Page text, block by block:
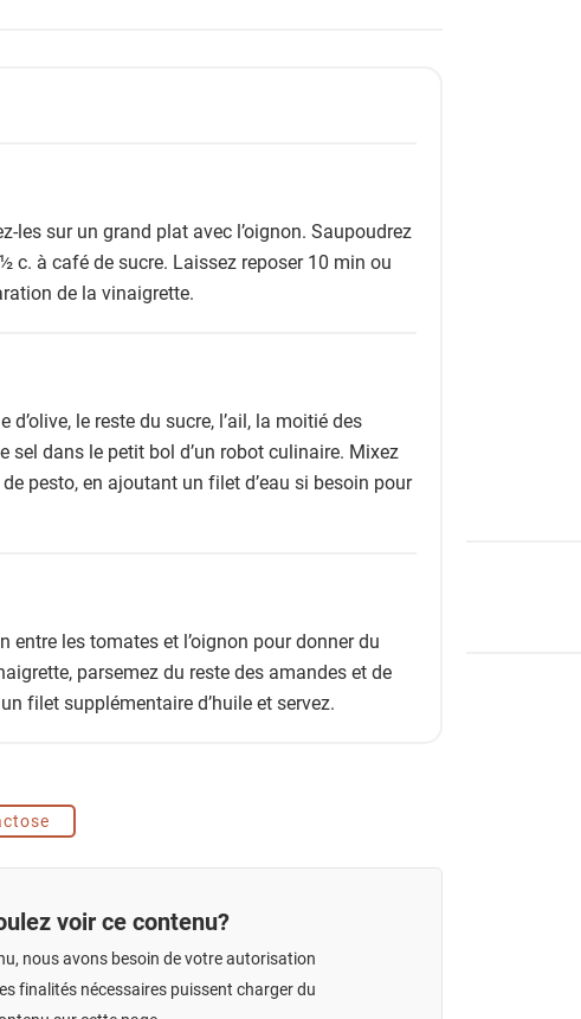
les sur un grand plat avec l’oignon. Saupoudrez
c. à café de sucre. Laissez reposer 10 min ou
de la vinaigrette.
d’olive, le reste du sucre, l’ail, la moitié des
sel dans le petit bol d’un robot culinaire. Mixez
pesto, en ajoutant un filet d’eau si besoin pour
entre les tomates et l’oignon pour donner du
parsemez du reste des amandes et de
filet supplémentaire d’huile et servez.
voir ce contenu?
nous avons besoin de votre autorisation
finalités nécessaires puissent charger du